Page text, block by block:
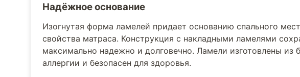
Надёжное основание
Изогнутая форма ламелей придает основанию спального
свойства матраса. Конструкция с накладными ламелями
максимально надежно и долговечно. Ламели изготовлены из
аллергии и безопасен для здоровья.